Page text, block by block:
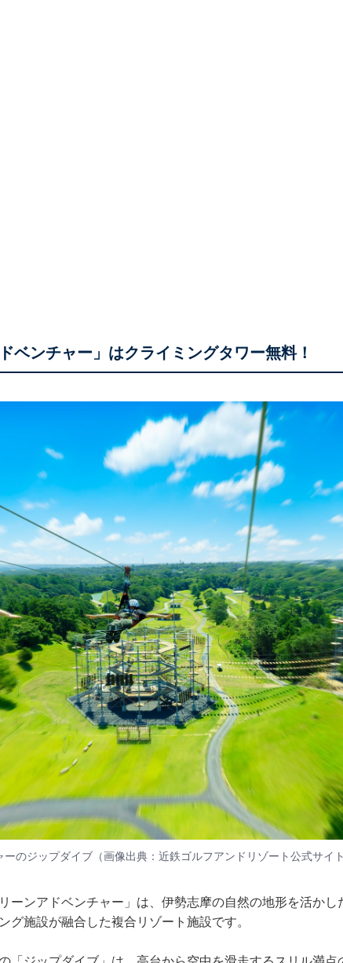
ベンチャー」はクライミングタワー無料！
ーのジップダイブ（画像出典：近鉄ゴルフアンドリゾート公式サイ
ーンアドベンチャー」は、伊勢志摩の自然の地形を活かし
グ施設が融合した複合リゾート施設です。